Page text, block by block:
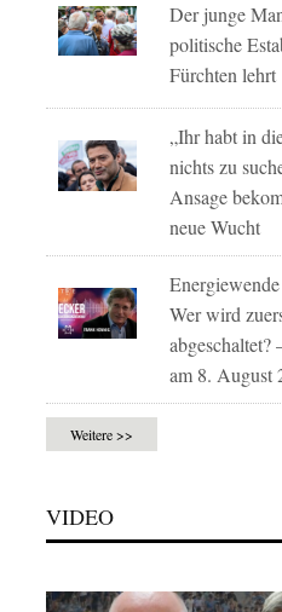
Der junge
politische
Fürchten lehrt
„Ihr habt in
nichts zu
Ansage
neue Wucht
Wer wird
abgeschaltet?
am 8. August
Weitere >>
VIDEO